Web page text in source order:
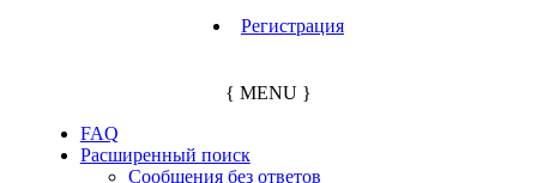
Регистрация
{ MENU }
FAQ
Расширенный поиск
Сообщения без ответов